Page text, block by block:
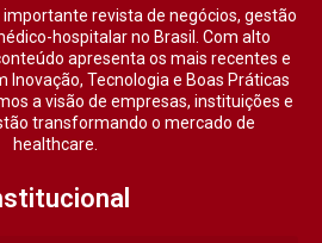
importante revista de negócios, gestão
hospitalar no Brasil. Com alto
apresenta os mais recentes e
Tecnologia e Boas Práticas
a visão de empresas, instituições e
transformando o mercado de
healthcare.